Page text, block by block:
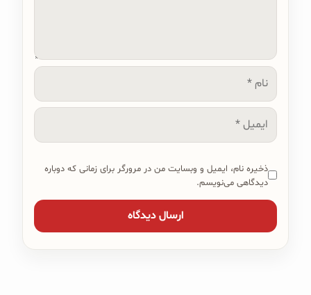
نام
ایمیل
ذخیره نام، ایمیل و وبسایت من در مرورگر برای زمانی که دوباره
دیدگاهی می‌نویسم.